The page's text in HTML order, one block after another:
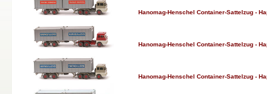
Hanomag-Henschel Container-Sattelzug -
Hanomag-Henschel Container-Sattelzug -
Hanomag-Henschel Container-Sattelzug -